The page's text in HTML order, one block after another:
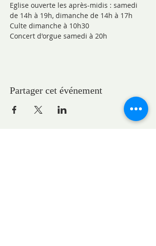
Eglise ouverte les après-midis : samedi
de 14h à 19h, dimanche de 14h à 17h
Culte dimanche à 10h30
Concert d'orgue samedi à 20h
Partager cet événement